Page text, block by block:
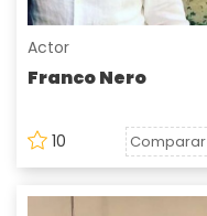
Actor
Franco Nero
10 Comparar